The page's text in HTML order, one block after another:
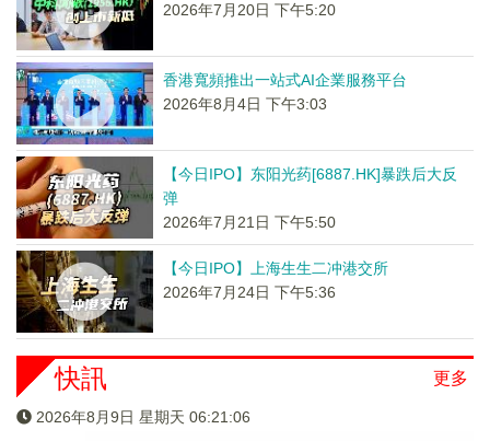
2026年7月20日 下午5:20
香港寬頻推出一站式AI企業服務平台
2026年8月4日 下午3:03
【今日IPO】东阳光药[6887.HK]暴跌后大反
弹
2026年7月21日 下午5:50
【今日IPO】上海生生二冲港交所
2026年7月24日 下午5:36
更多
快訊
2026年8月9日 星期天 06:21:06